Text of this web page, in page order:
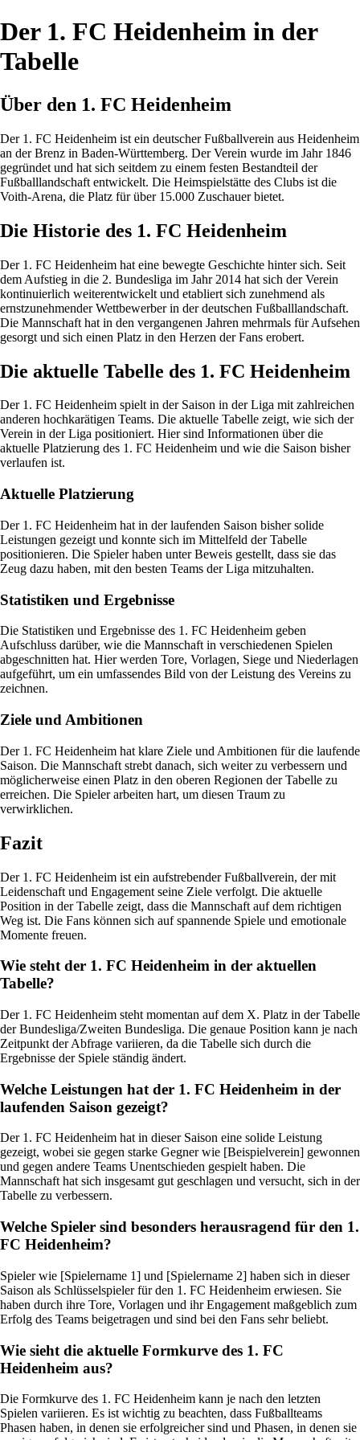
Der 1. FC Heidenheim in der
Tabelle
Über den 1. FC Heidenheim
Der 1. FC Heidenheim ist ein deutscher Fußballverein aus Heidenheim
an der Brenz in Baden-Württemberg. Der Verein wurde im Jahr 1846
gegründet und hat sich seitdem zu einem festen Bestandteil der
Fußballlandschaft entwickelt. Die Heimspielstätte des Clubs ist die
Voith-Arena, die Platz für über 15.000 Zuschauer bietet.
Die Historie des 1. FC Heidenheim
Der 1. FC Heidenheim hat eine bewegte Geschichte hinter sich. Seit
dem Aufstieg in die 2. Bundesliga im Jahr 2014 hat sich der Verein
kontinuierlich weiterentwickelt und etabliert sich zunehmend als
ernstzunehmender Wettbewerber in der deutschen Fußballlandschaft.
Die Mannschaft hat in den vergangenen Jahren mehrmals für Aufsehen
gesorgt und sich einen Platz in den Herzen der Fans erobert.
Die aktuelle Tabelle des 1. FC Heidenheim
Der 1. FC Heidenheim spielt in der Saison in der Liga mit zahlreichen
anderen hochkarätigen Teams. Die aktuelle Tabelle zeigt, wie sich der
Verein in der Liga positioniert. Hier sind Informationen über die
aktuelle Platzierung des 1. FC Heidenheim und wie die Saison bisher
verlaufen ist.
Aktuelle Platzierung
Der 1. FC Heidenheim hat in der laufenden Saison bisher solide
Leistungen gezeigt und konnte sich im Mittelfeld der Tabelle
positionieren. Die Spieler haben unter Beweis gestellt, dass sie das
Zeug dazu haben, mit den besten Teams der Liga mitzuhalten.
Statistiken und Ergebnisse
Die Statistiken und Ergebnisse des 1. FC Heidenheim geben
Aufschluss darüber, wie die Mannschaft in verschiedenen Spielen
abgeschnitten hat. Hier werden Tore, Vorlagen, Siege und Niederlagen
aufgeführt, um ein umfassendes Bild von der Leistung des Vereins zu
zeichnen.
Ziele und Ambitionen
Der 1. FC Heidenheim hat klare Ziele und Ambitionen für die laufende
Saison. Die Mannschaft strebt danach, sich weiter zu verbessern und
möglicherweise einen Platz in den oberen Regionen der Tabelle zu
erreichen. Die Spieler arbeiten hart, um diesen Traum zu
verwirklichen.
Fazit
Der 1. FC Heidenheim ist ein aufstrebender Fußballverein, der mit
Leidenschaft und Engagement seine Ziele verfolgt. Die aktuelle
Position in der Tabelle zeigt, dass die Mannschaft auf dem richtigen
Weg ist. Die Fans können sich auf spannende Spiele und emotionale
Momente freuen.
Wie steht der 1. FC Heidenheim in der aktuellen
Tabelle?
Der 1. FC Heidenheim steht momentan auf dem X. Platz in der Tabelle
der Bundesliga/Zweiten Bundesliga. Die genaue Position kann je nach
Zeitpunkt der Abfrage variieren, da die Tabelle sich durch die
Ergebnisse der Spiele ständig ändert.
Welche Leistungen hat der 1. FC Heidenheim in der
laufenden Saison gezeigt?
Der 1. FC Heidenheim hat in dieser Saison eine solide Leistung
gezeigt, wobei sie gegen starke Gegner wie [Beispielverein] gewonnen
und gegen andere Teams Unentschieden gespielt haben. Die
Mannschaft hat sich insgesamt gut geschlagen und versucht, sich in der
Tabelle zu verbessern.
Welche Spieler sind besonders herausragend für den 1.
FC Heidenheim?
Spieler wie [Spielername 1] und [Spielername 2] haben sich in dieser
Saison als Schlüsselspieler für den 1. FC Heidenheim erwiesen. Sie
haben durch ihre Tore, Vorlagen und ihr Engagement maßgeblich zum
Erfolg des Teams beigetragen und sind bei den Fans sehr beliebt.
Wie sieht die aktuelle Formkurve des 1. FC
Heidenheim aus?
Die Formkurve des 1. FC Heidenheim kann je nach den letzten
Spielen variieren. Es ist wichtig zu beachten, dass Fußballteams
Phasen haben, in denen sie erfolgreicher sind und Phasen, in denen sie